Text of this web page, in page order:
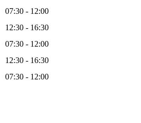
07:30 - 12:00
12:30 - 16:30
07:30 - 12:00
12:30 - 16:30
07:30 - 12:00